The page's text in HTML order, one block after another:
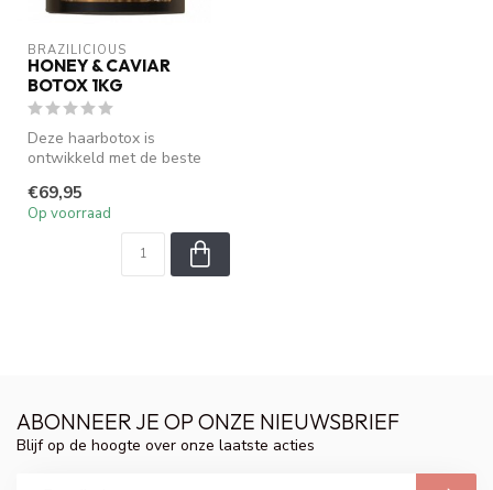
BRAZILICIOUS
HONEY & CAVIAR
BOTOX 1KG
Deze haarbotox is
ontwikkeld met de beste
te verminder...
€69,95
Op voorraad
ABONNEER JE OP ONZE NIEUWSBRIEF
Blijf op de hoogte over onze laatste acties